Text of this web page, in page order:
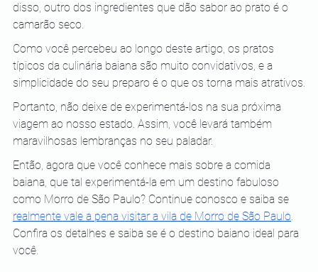
disso, outro dos ingredientes que dão sabor ao prato é o
camarão seco.
Como você percebeu ao longo deste artigo, os pratos
típicos da culinária baiana são muito convidativos, e a
simplicidade do seu preparo é o que os torna mais atrativos.
Portanto, não deixe de experimentá-los na sua próxima
viagem ao nosso estado. Assim, você levará também
maravilhosas lembranças no seu paladar.
Então, agora que você conhece mais sobre a comida
baiana, que tal experimentá-la em um destino fabuloso
como Morro de São Paulo? Continue conosco e saiba se
realmente vale a pena visitar a vila de Morro de São Paulo.
Confira os detalhes e saiba se é o destino baiano ideal para
você.